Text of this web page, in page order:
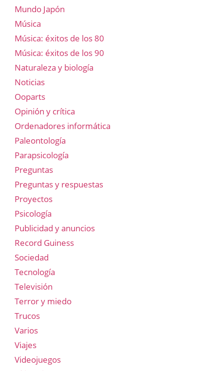
Mundo Japón
Música
Música: éxitos de los 80
Música: éxitos de los 90
Naturaleza y biología
Noticias
Ooparts
Opinión y crítica
Ordenadores informática
Paleontología
Parapsicología
Preguntas
Preguntas y respuestas
Proyectos
Psicología
Publicidad y anuncios
Record Guiness
Sociedad
Tecnología
Televisión
Terror y miedo
Trucos
Varios
Viajes
Videojuegos